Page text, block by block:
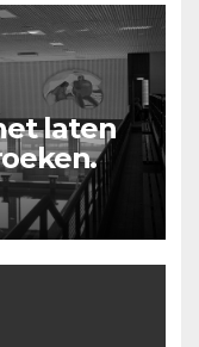
laten